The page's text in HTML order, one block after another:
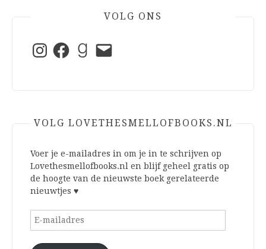
VOLG ONS
InstagramFacebookGoodreads
E-
mail
VOLG LOVETHESMELLOFBOOKS.NL
Voer je e-mailadres in om je in te schrijven op
Lovethesmellofbooks.nl en blijf geheel gratis op
de hoogte van de nieuwste boek gerelateerde
nieuwtjes ♥
E-